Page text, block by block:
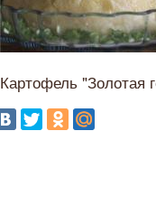
Картофель "Золотая